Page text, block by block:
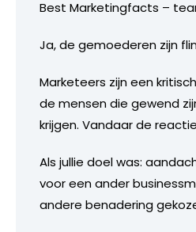
Best Marketingfacts –
Ja, de gemoederen zijn
Marketeers zijn een
de mensen die gewend
krijgen. Vandaar de
Als jullie doel was:
voor een ander
andere benadering